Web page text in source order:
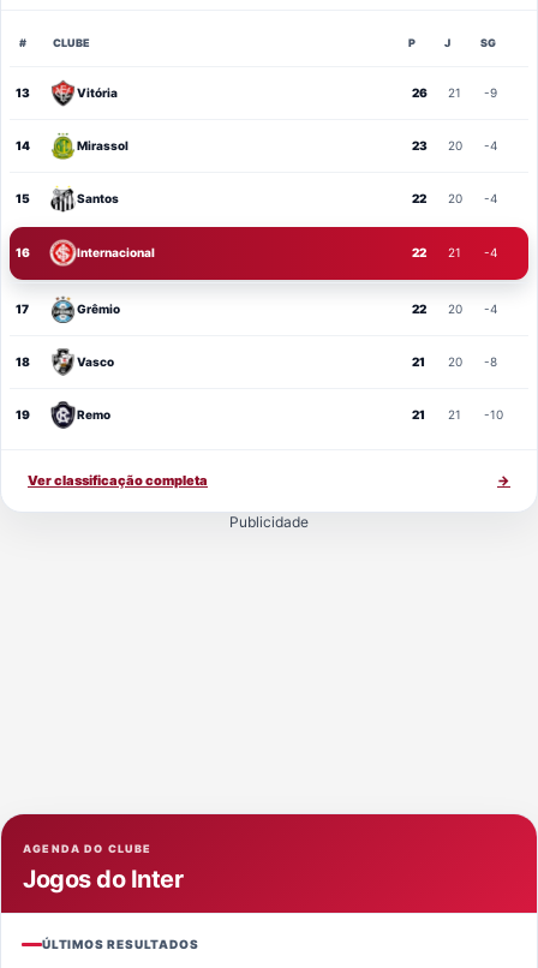
# CLUBE P J SG
13 Vitória 26 21 -9
14 Mirassol 23 20 -4
15 Santos 22 20 -4
16 Internacional 22 21 -4
17 Grêmio 22 20 -4
18 Vasco 21 20 -8
19 Remo 21 21 -10
Ver classificação completa →
Publicidade
AGENDA DO CLUBE
Jogos do Inter
ÚLTIMOS RESULTADOS